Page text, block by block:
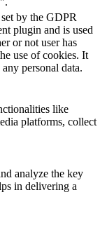
by the GDPR
plugin and is used
or not user has
use of cookies. It
personal data.
like
platforms, collect
analyze the key
in delivering a